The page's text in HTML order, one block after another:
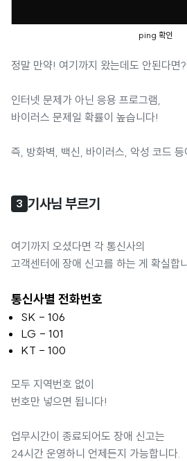
ping 확인
정말 만약! 여기까지 왔는데도 안된다면?
인터넷 문제가 아닌 응용 프로그램,
바이러스 문제일 확률이 높습니다!
즉, 방화벽, 백신, 바이러스, 악성 코드 등
3 기사님 부르기
여기까지 오셨다면 각 통신사의
고객센터에 장애 신고를 하는 게 확실합
통신사별 전화번호
SK - 106
LG - 101
KT - 100
모두 지역번호 없이
번호만 넣으면 됩니다!
업무시간이 종료되어도 장애 신고는
24시간 운영하니 언제든지 가능합니다.